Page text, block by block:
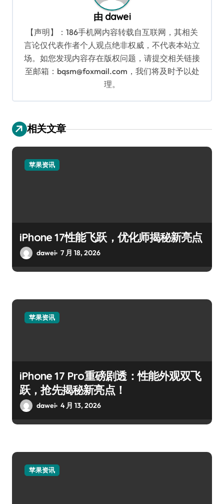
由 dawei
【声明】：186手机网内容转载自互联网，其相关
言论仅代表作者个人观点绝非权威，不代表本站立
场。如您发现内容存在版权问题，请提交相关链接
至邮箱：bqsm@foxmail.com，我们将及时予以处
理。
相关文章
苹果资讯
iPhone 17性能飞跃，优化师揭秘新亮点
dawei 7 月 18, 2026
苹果资讯
iPhone 17 Pro重磅剧透：性能外观双飞
跃，抢先揭秘新亮点！
dawei 4 月 13, 2026
苹果资讯